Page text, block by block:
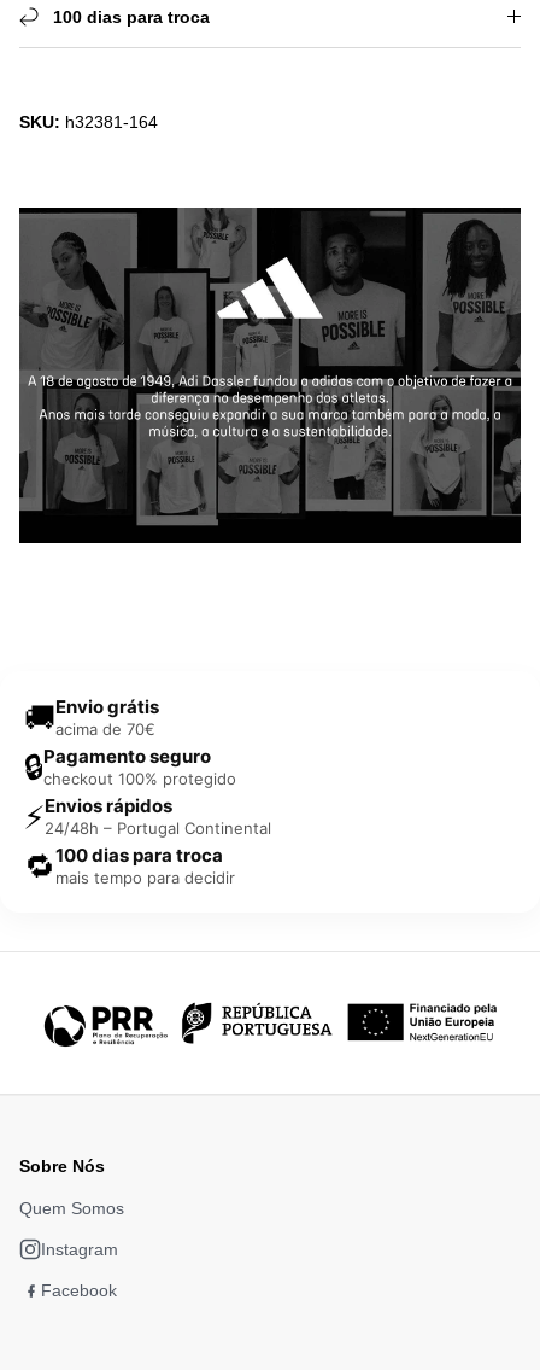
100 dias para troca
SKU: h32381-164
🚚Envio grátis
acima de 70€
🔒Pagamento seguro
checkout 100% protegido
⚡Envios rápidos
24/48h – Portugal Continental
🔁100 dias para troca
mais tempo para decidir
Sobre Nós
Quem Somos
Instagram
Facebook